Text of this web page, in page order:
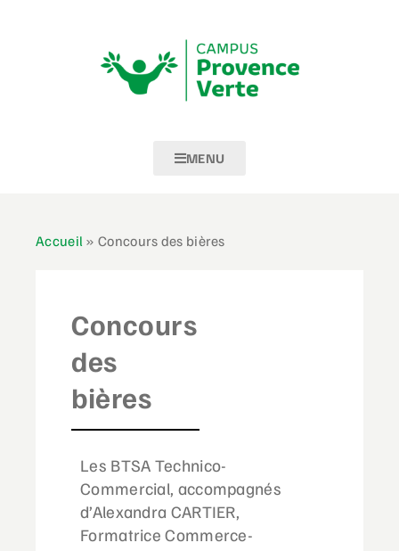
MENU
Accueil »Concours des bières
Concours
des
bières
Les BTSA Technico-
Commercial, accompagnés
d’Alexandra CARTIER,
Formatrice Commerce-